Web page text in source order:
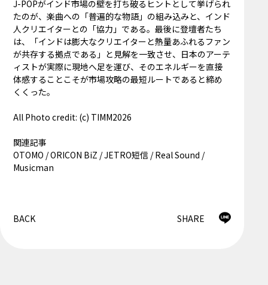
J-POPがインド市場の壁を打ち破るヒントとして挙げられ
たのが、楽曲への「普遍的な物語」の組み込みと、インド
人クリエイターとの「協力」である。最後に登壇者たち
は、「インドは膨大なクリエイターと熱量あふれるファン
が共存する拠点である」と見解を一致させ、日本のアーテ
ィストが実際に現地へ足を運び、そのエネルギーを直接
体感することこそが市場攻略の最短ルートであると締め
くくった。
All Photo credit: (c) TIMM2026
関連記事
OTOMO /ORICON BiZ /JETRO短信 /Real Sound /
Musicman
BACK SHARE